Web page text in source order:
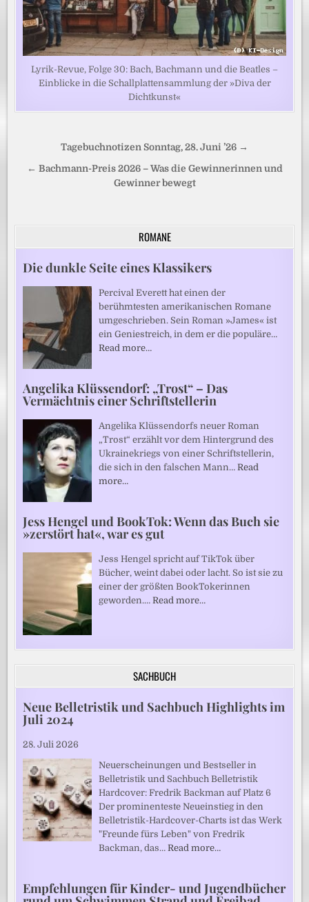
Lyrik-Revue, Folge 30: Bach, Bachmann und die Beatles –
Einblicke in die Schallplattensammlung der »Diva der
Dichtkunst«
Beitragsnavigation
Tagebuchnotizen Sonntag, 28. Juni ’26 →
← Bachmann-Preis 2026 – Was die Gewinnerinnen und
Gewinner bewegt
ROMANE
Die dunkle Seite eines Klassikers
Percival Everett hat einen der
berühmtesten amerikanischen Romane
umgeschrieben. Sein Roman »James« ist
ein Geniestreich, in dem er die populäre…
Read more…
Angelika Klüssendorf: „Trost“ – Das
Vermächtnis einer Schriftstellerin
Angelika Klüssendorfs neuer Roman
„Trost“ erzählt vor dem Hintergrund des
Ukrainekriegs von einer Schriftstellerin,
die sich in den falschen Mann…Read
more…
Jess Hengel und BookTok: Wenn das Buch sie
»zerstört hat«, war es gut
Jess Hengel spricht auf TikTok über
Bücher, weint dabei oder lacht. So ist sie zu
einer der größten BookTokerinnen
geworden.…Read more…
SACHBUCH
Neue Belletristik und Sachbuch Highlights im
Juli 2024
28. Juli 2026
Neuerscheinungen und Bestseller in
Belletristik und Sachbuch Belletristik
Hardcover: Fredrik Backman auf Platz 6
Der prominenteste Neueinstieg in den
Belletristik-Hardcover-Charts ist das Werk
"Freunde fürs Leben" von Fredrik
Backman, das…Read more…
Empfehlungen für Kinder- und Jugendbücher